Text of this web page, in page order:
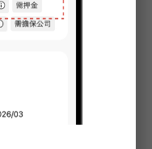
同日期估算。